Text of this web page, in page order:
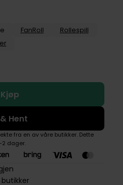
FanRoll
Rollespill
Kjøp
Hent
fra en av våre butikker. Dette
2 dager.